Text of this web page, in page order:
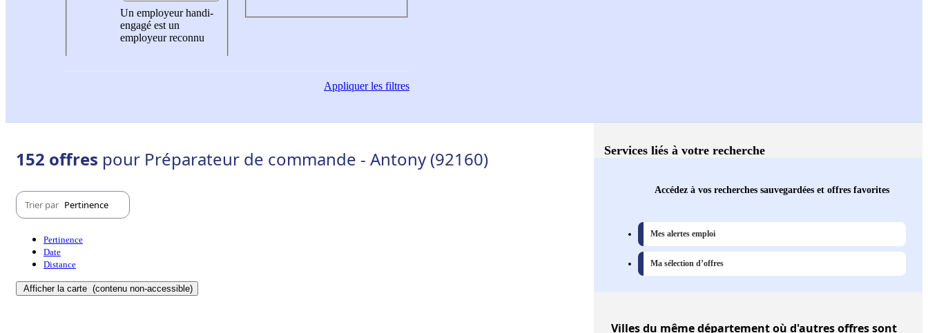
Un employeur handi-
engagé est un
employeur reconnu
Appliquerles filtres
152 offres pour Préparateur de commande - Antony (92160)
Trier par Pertinence
Pertinence
Date
Distance
Afficher la carte (contenu non-accessible)
Services liés à votre recherche
Accédez à vos recherches sauvegardées et offres favorites
Mes alertes emploi
Ma sélection d’offres
Villesdu même département où d'autres offres sont